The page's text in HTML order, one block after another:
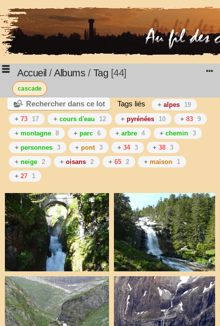
Accueil /Albums/ Tag 44
cascade
Rechercher dans ce lot Tags liés + alpes
19
+ 73 17 + cours d'eau 12 + pyrénées 10 + 83 9
+ montagne 8 + parc 6 + arbre 4 + chemin 3
+ personnes 3 + pont 3 + 34 3 + 38 3
+ neige 2 + oisans 2 + 65 2 + maison
1
+ 27 1